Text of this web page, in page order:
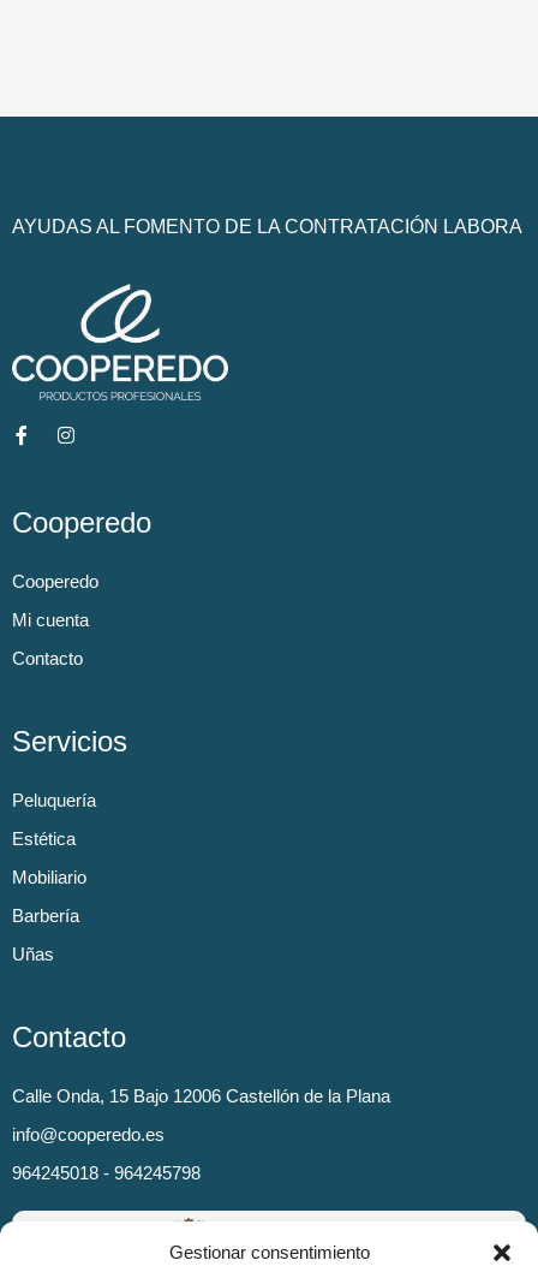
Gestionar consentimiento
AYUDAS AL FOMENTO DE LA CONTRATACIÓN LABORA
Cooperedo
Cooperedo
Mi cuenta
Contacto
Servicios
Peluquería
Estética
Mobiliario
Barbería
Uñas
Contacto
Calle Onda, 15 Bajo 12006 Castellón de la Plana
info@cooperedo.es
964245018 - 964245798